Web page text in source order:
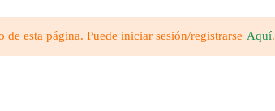
esta página. Puede iniciar sesión/registrarse Aquí.